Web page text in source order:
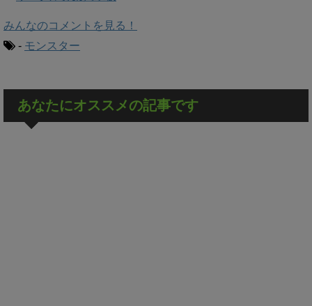
みんなのコメントを見る！
- モンスター
あなたにオススメの記事です